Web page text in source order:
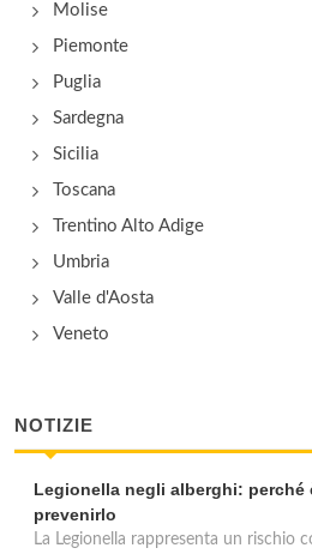
Molise
Piemonte
Puglia
Sardegna
Sicilia
Toscana
Trentino Alto Adige
Umbria
Valle d'Aosta
Veneto
NOTIZIE
Legionella negli alberghi: perché
prevenirlo
La Legionella rappresenta un rischio